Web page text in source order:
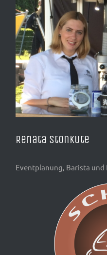
Renata Stonkute
Eventplanung, Barista